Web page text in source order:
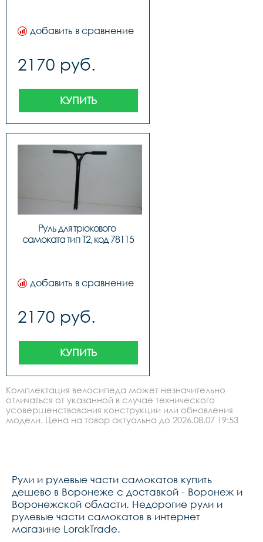
добавить в сравнение
2170 руб.
КУПИТЬ
Руль для трюкового
самоката тип T2, код 78115
добавить в сравнение
2170 руб.
КУПИТЬ
Комплектация велосипеда может незначительно
отличаться от указанной в случае технического
усовершенствования конструкции или обновления
модели. Цена на товар актуальна до 2026.08.07 19:53
Рули и рулевые части самокатов купить
дешево в Воронеже с доставкой - Воронеж и
Воронежской области. Недорогие рули и
рулевые части самокатов в интернет
магазине LorakTrade.